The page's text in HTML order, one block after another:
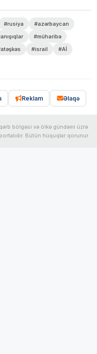
#rusiya
#azərbaycan
#müharibə
#israil
#Aİ
Reklam Əlaqə
bölgəsi və ölkə gündəmi üzrə
Bütün hüquqlar qorunur.